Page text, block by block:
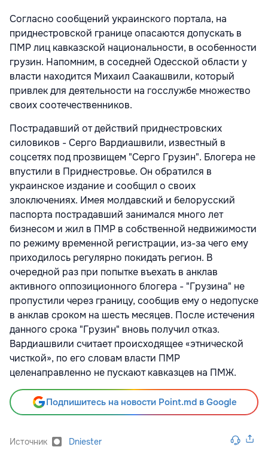
Согласно сообщений украинского портала, на
приднестровской границе опасаются допускать в
ПМР лиц кавказской национальности, в особенности
грузин. Напомним, в соседней Одесской области у
власти находится Михаил Саакашвили, который
привлек для деятельности на госслужбе множество
своих соотечественников.
Пострадавший от действий приднестровских
силовиков - Серго Вардиашвили, известный в
соцсетях под прозвищем "Серго Грузин". Блогера не
впустили в Приднестровье. Он обратился в
украинское издание и сообщил о своих
злоключениях. Имея молдавский и белорусский
паспорта пострадавший занимался много лет
бизнесом и жил в ПМР в собственной недвижимости
по режиму временной регистрации, из-за чего ему
приходилось регулярно покидать регион. В
очередной раз при попытке въехать в анклав
активного оппозиционного блогера - "Грузина" не
пропустили через границу, сообщив ему о недопуске
в анклав сроком на шесть месяцев. После истечения
данного срока "Грузин" вновь получил отказ.
Вардиашвили считает происходящее «этнической
чисткой», по его словам власти ПМР
целенаправленно не пускают кавказцев на ПМЖ.
Подпишитесь на новости Point.md в Google
Источник Dniester